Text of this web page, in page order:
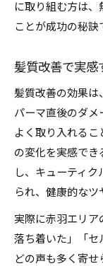
に取り組む方は
ことが成功の秘訣
髪質改善で実感
髪質改善の効果は
パーマ直後のダメ
よく取り入れる
の変化を実感でき
し、キューティ
られ、健康的なツ
実際に赤羽エリ
落ち着いた」「セ
どの声も多く寄